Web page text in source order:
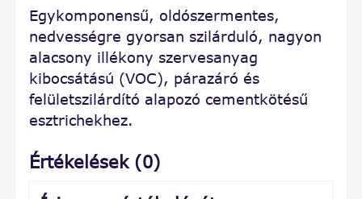
Egykomponensű, oldószermentes,
nedvességre gyorsan szilárduló, nagyon
alacsony illékony szervesanyag
kibocsátású (VOC), párazáró és
felületszilárdító alapozó cementkötésű
esztrichekhez.
Értékelések (0)